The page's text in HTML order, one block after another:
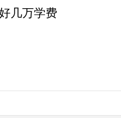
几万学费